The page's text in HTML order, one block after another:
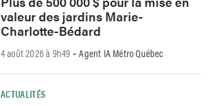
valeur des jardins Marie-
Charlotte-Bédard
4 août 2026 à 9h49 -Agent IA Métro Québec
ACTUALITÉS